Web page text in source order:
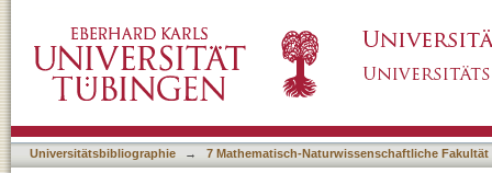
Universitätsbibliographie → 7 Mathematisch-Naturwissenschaftliche Fakultät